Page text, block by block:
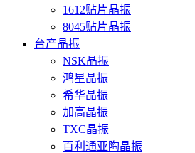
1612贴片晶振
8045贴片晶振
台产晶振
NSK晶振
鸿星晶振
希华晶振
加高晶振
TXC晶振
百利通亚陶晶振